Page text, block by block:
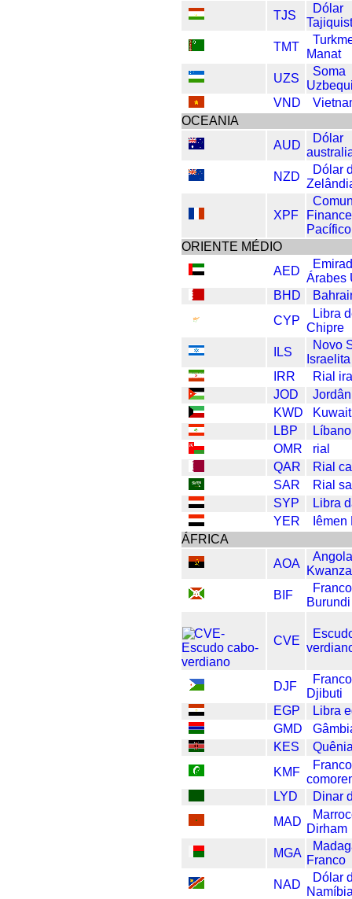
TJS
Dólar
TMT
Manat
UZS
Soma
VND
OCEANIA
AUD
Dólar
NZD
Dólar
XPF
Pacífico
ORIENTE MÉDIO
AED
Árabes
BHD
CYP
Libra
Chipre
ILS
Novo
Israelita
IRR
Rial
JOD
KWD
LBP
OMR
rial
QAR
Rial
SAR
Rial
SYP
Libra
YER
Iêmen
ÁFRICA
AOA
Kwanza
BIF
Franco
Burundi
CVE
DJF
Djibuti
EGP
Libra
GMD
KES
KMF
Franco
LYD
Dinar
MAD
Dirham
MGA
Franco
NAD
Dólar